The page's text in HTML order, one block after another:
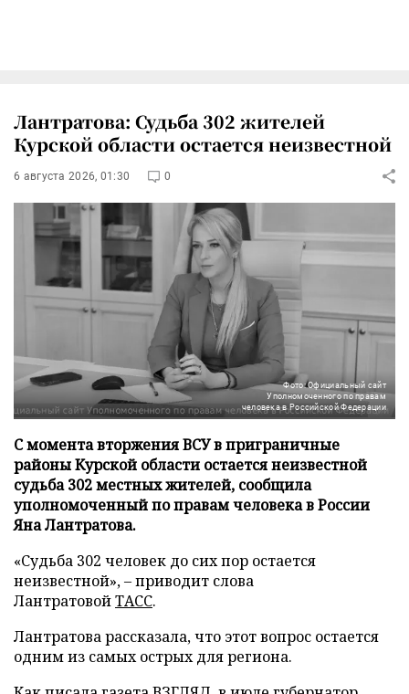
Лантратова: Судьба 302 жителей
Курской области остается неизвестной
6 августа 2026, 01:30 0
Фото: Официальный сайт
Уполномоченного по правам
человека в Российской Федерации
С момента вторжения ВСУ в приграничные
районы Курской области остается неизвестной
судьба 302 местных жителей, сообщила
уполномоченный по правам человека в России
Яна Лантратова.
«Судьба 302 человек до сих пор остается
неизвестной», – приводит слова
ЛантратовойТАСС.
Лантратова рассказала, что этот вопрос остается
одним из самых острых для региона.